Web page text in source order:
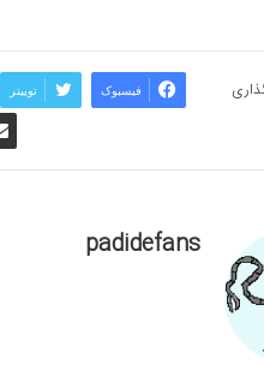
فیسبوک توییتر
padidefans